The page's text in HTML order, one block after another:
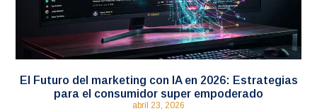
El Futuro del marketing con IA en 2026: Estrategias
para el consumidor super empoderado
abril 23, 2026